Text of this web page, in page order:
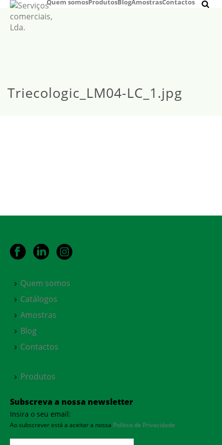
Quem somosProdutosBlogAmostrasContactos
Triecologic_LM04-LC_1.jpg
Quem somos
Catálogos
Amostras
Blog
Contactos
Produtos
Subscreva a nossa newsletter
Insira o seu email:
Ao subscrever está a aceitar a nossa Política de Privacidade